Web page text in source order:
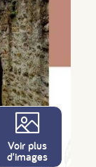
Voir plus
d'images